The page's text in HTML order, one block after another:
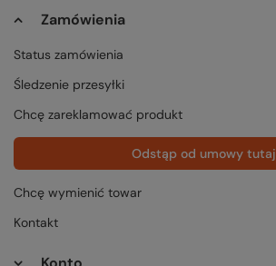
Zamówienia
Status zamówienia
Śledzenie przesyłki
Chcę zareklamować produkt
Odstąp od umowy tutaj
Chcę wymienić towar
Kontakt